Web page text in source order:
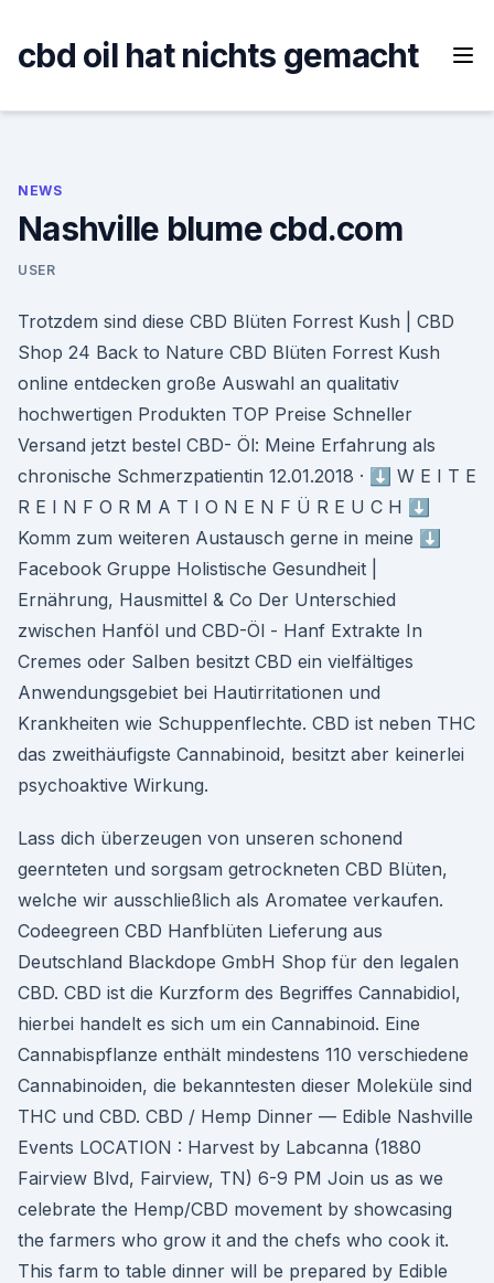
content
cbd oil hat nichts gemacht
NEWS
Nashville blume cbd.com
USER
Trotzdem sind diese CBD Blüten Forrest Kush | CBD
Shop 24 Back to Nature CBD Blüten Forrest Kush
online entdecken große Auswahl an qualitativ
hochwertigen Produkten TOP Preise Schneller
Versand jetzt bestel CBD- Öl: Meine Erfahrung als
chronische Schmerzpatientin 12.01.2018 · ⬇️ W E I T E
R E I N F O R M A T I O N E N F Ü R E U C H ⬇️
Komm zum weiteren Austausch gerne in meine ⬇️
Facebook Gruppe Holistische Gesundheit |
Ernährung, Hausmittel & Co Der Unterschied
zwischen Hanföl und CBD-Öl - Hanf Extrakte In
Cremes oder Salben besitzt CBD ein vielfältiges
Anwendungsgebiet bei Hautirritationen und
Krankheiten wie Schuppenflechte. CBD ist neben THC
das zweithäufigste Cannabinoid, besitzt aber keinerlei
psychoaktive Wirkung.
Lass dich überzeugen von unseren schonend
geernteten und sorgsam getrockneten CBD Blüten,
welche wir ausschließlich als Aromatee verkaufen.
Codeegreen CBD Hanfblüten Lieferung aus
Deutschland Blackdope GmbH Shop für den legalen
CBD. CBD ist die Kurzform des Begriffes Cannabidiol,
hierbei handelt es sich um ein Cannabinoid. Eine
Cannabispflanze enthält mindestens 110 verschiedene
Cannabinoiden, die bekanntesten dieser Moleküle sind
THC und CBD. CBD / Hemp Dinner — Edible Nashville
Events LOCATION : Harvest by Labcanna (1880
Fairview Blvd, Fairview, TN) 6-9 PM Join us as we
celebrate the Hemp/CBD movement by showcasing
the farmers who grow it and the chefs who cook it.
This farm to table dinner will be prepared by Edible